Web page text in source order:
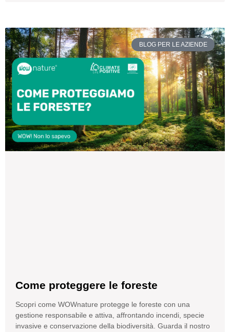
BLOG PER LE AZIENDE
Come proteggere le foreste
Scopri come WOWnature protegge le foreste con una
gestione responsabile e attiva, affrontando incendi, specie
invasive e conservazione della biodiversità. Guarda il nostro